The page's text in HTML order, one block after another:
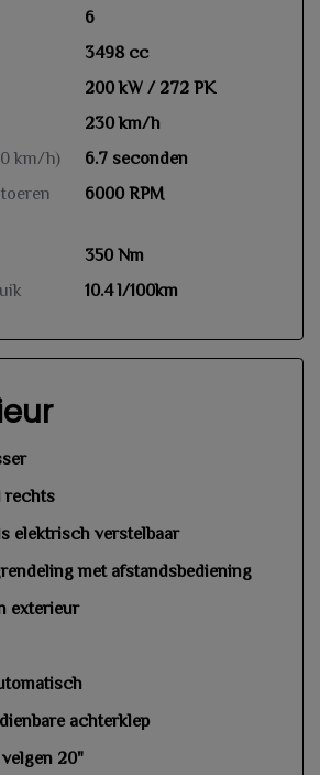
6
3498 cc
200 kW / 272 PK
230 km/h
km/h)
6.7 seconden
6000 RPM
350 Nm
10.4 l/100km
rechts
elektrisch verstelbaar
met afstandsbediening
exterieur
achterklep
20"